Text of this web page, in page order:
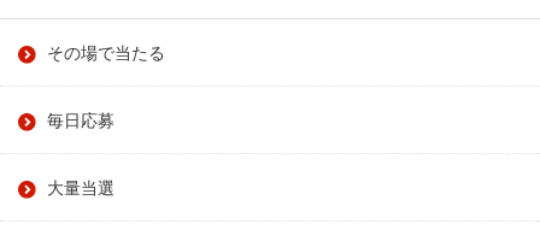
その場で当たる
毎日応募
大量当選